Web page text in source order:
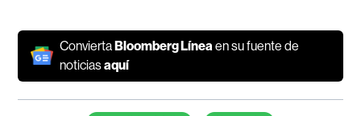
ConviertaBloomberg Línea en su fuente de
noticiasaquí